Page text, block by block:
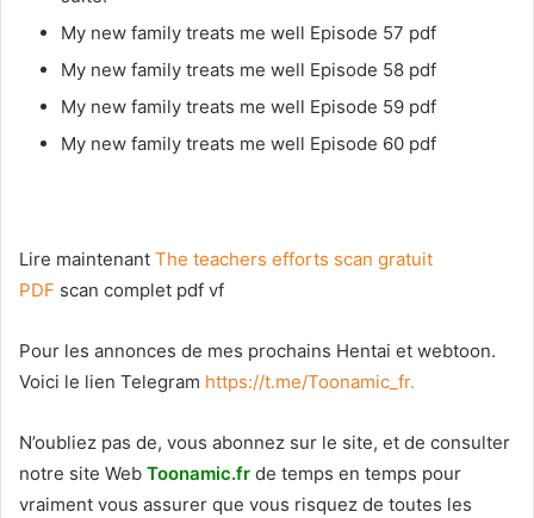
My new family treats me well Episode 57 pdf
My new family treats me well Episode 58 pdf
My new family treats me well Episode 59 pdf
My new family treats me well Episode 60 pdf
Lire maintenant The teachers efforts scan gratuit
PDF scan complet pdf vf
Pour les annonces de mes prochains Hentai et webtoon.
Voici le lien Telegram https://t.me/Toonamic_fr.
N’oubliez pas de, vous abonnez sur le site, et de consulter
notre site Web Toonamic.fr de temps en temps pour
vraiment vous assurer que vous risquez de toutes les